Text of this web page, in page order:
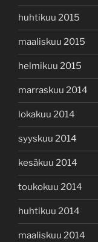
huhtikuu 2015
maaliskuu 2015
helmikuu 2015
marraskuu 2014
lokakuu 2014
syyskuu 2014
kesäkuu 2014
toukokuu 2014
huhtikuu 2014
maaliskuu 2014